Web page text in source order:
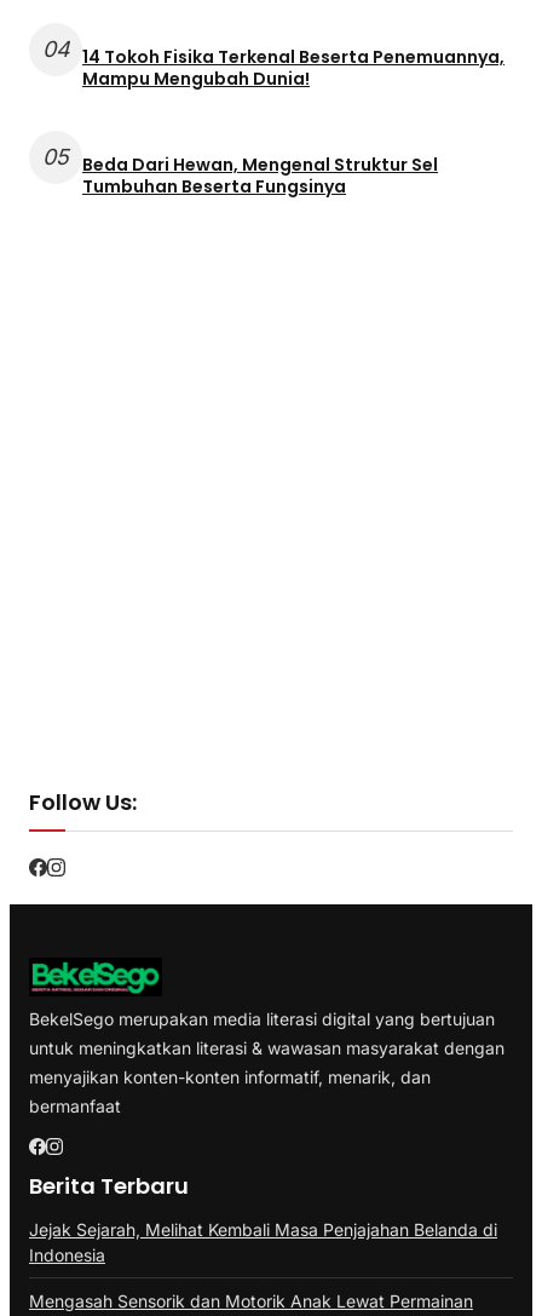
04 14 Tokoh Fisika Terkenal Beserta Penemuannya,
Mampu Mengubah Dunia!
05 Beda Dari Hewan, Mengenal Struktur Sel
Tumbuhan Beserta Fungsinya
Follow Us:
BekelSego merupakan media literasi digital yang bertujuan
untuk meningkatkan literasi & wawasan masyarakat dengan
menyajikan konten-konten informatif, menarik, dan
bermanfaat
Berita Terbaru
Jejak Sejarah, Melihat Kembali Masa Penjajahan Belanda di
Indonesia
Mengasah Sensorik dan Motorik Anak Lewat Permainan